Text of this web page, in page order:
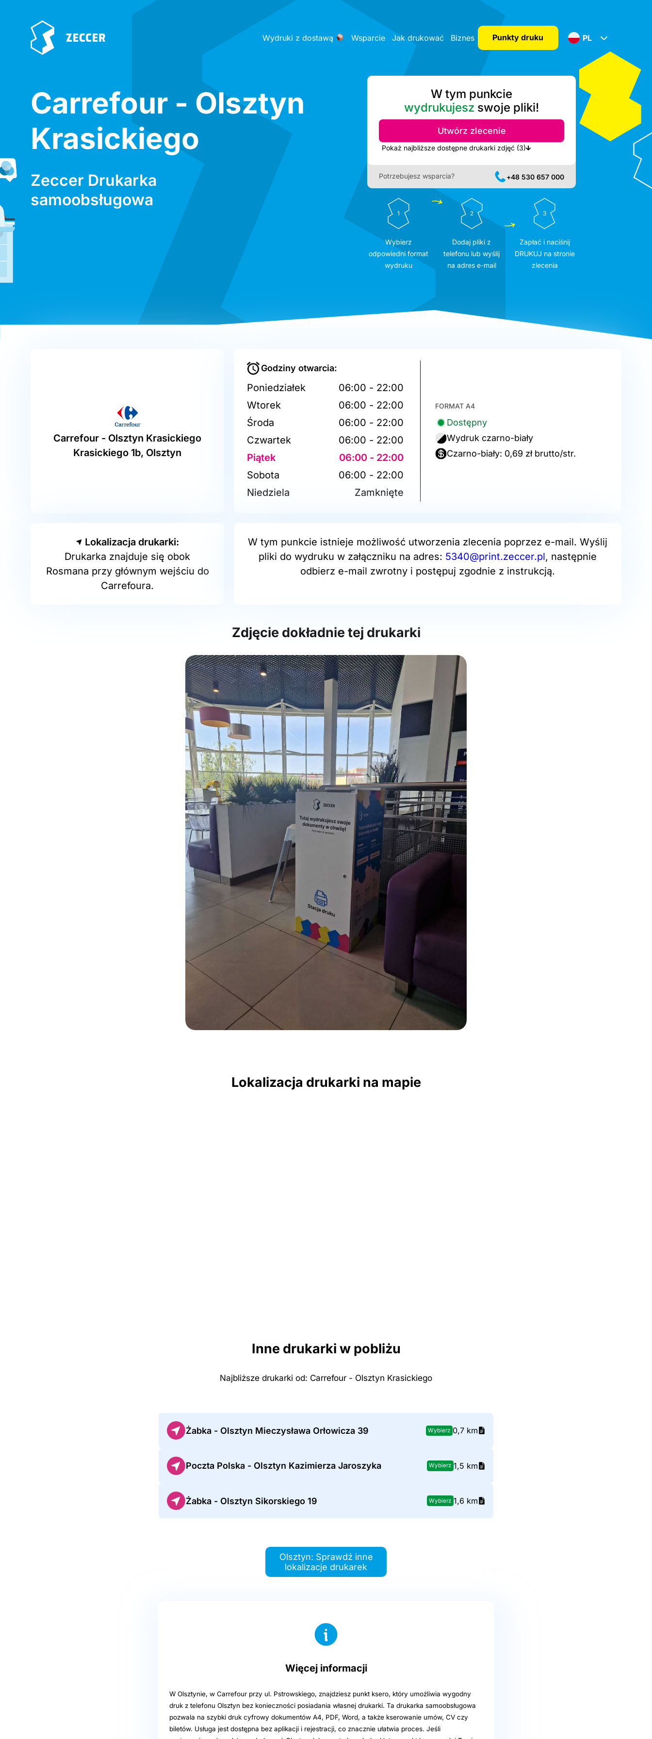
Wydruki z dostawą Wsparcie Jak drukować Biznes Punkty druku PL
Carrefour - Olsztyn
Krasickiego
Zeccer Drukarka
samoobsługowa
W tym punkcie
wydrukujesz swoje pliki!
Utwórz zlecenie
Pokaż najbliższe dostępne drukarki zdjęć (3)
Potrzebujesz wsparcia? +48 530 657 000
1
Wybierz
odpowiedni format
wydruku
2
Dodaj pliki z
telefonu lub wyślij
na adres e-mail
3
Zapłać i naciśnij
DRUKUJ na stronie
zlecenia
Carrefour - Olsztyn Krasickiego
Krasickiego 1b, Olsztyn
Godziny otwarcia:
Poniedziałek
06:00 - 22:00
Wtorek
06:00 - 22:00
Środa
06:00 - 22:00
Czwartek
06:00 - 22:00
Piątek
06:00 - 22:00
Sobota
06:00 - 22:00
Niedziela
Zamknięte
FORMAT A4
Dostępny
Wydruk czarno-biały
Czarno-biały: 0,69 zł brutto/str.
Lokalizacja drukarki:
Drukarka znajduje się obok
Rosmana przy głównym wejściu do
Carrefoura.
W tym punkcie istnieje możliwość utworzenia zlecenia poprzez e-mail. Wyślij
pliki do wydruku w załączniku na adres: 5340@print.zeccer.pl, następnie
odbierz e-mail zwrotny i postępuj zgodnie z instrukcją.
Zdjęcie dokładnie tej drukarki
Lokalizacja drukarki na mapie
Inne drukarki w pobliżu
Najbliższe drukarki od: Carrefour - Olsztyn Krasickiego
Żabka - Olsztyn Mieczysława Orłowicza 39 Wybierz 0,7 km
Poczta Polska - Olsztyn Kazimierza Jaroszyka Wybierz 1,5 km
Żabka - Olsztyn Sikorskiego 19 Wybierz 1,6 km
Olsztyn: Sprawdź inne
lokalizacje drukarek
Więcej informacji
W Olsztynie, w Carrefour przy ul. Pstrowskiego, znajdziesz punkt ksero, który umożliwia wygodny
druk z telefonu Olsztyn bez konieczności posiadania własnej drukarki. Ta drukarka samoobsługowa
pozwala na szybki druk cyfrowy dokumentów A4, PDF, Word, a także kserowanie umów, CV czy
biletów. Usługa jest dostępna bez aplikacji i rejestracji, co znacznie ułatwia proces. Jeśli